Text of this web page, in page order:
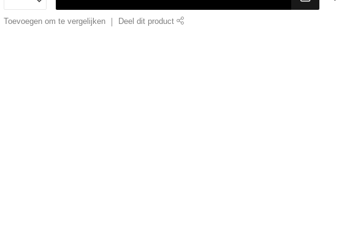
Toevoegen om te vergelijken Deel dit product